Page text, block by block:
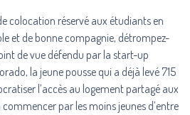
colocation réservé aux étudiants en
et de bonne compagnie, détrompez-
de vue défendu par la start-up
la jeune pousse qui a déjà levé 715
l’accès au logement partagé aux
par les moins jeunes d’entre